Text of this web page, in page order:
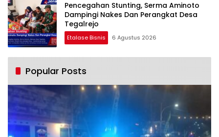
Pencegahan Stunting, Serma Aminoto
Dampingi Nakes Dan Perangkat Desa
Tegalrejo
Etalase Bisnis 6 Agustus 2026
Popular Posts